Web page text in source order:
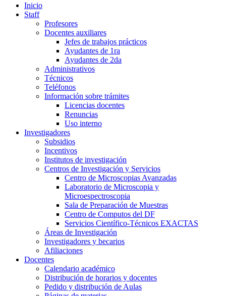
Inicio
Staff
Profesores
Docentes auxiliares
Jefes de trabajos prácticos
Ayudantes de 1ra
Ayudantes de 2da
Administrativos
Técnicos
Teléfonos
Información sobre trámites
Licencias docentes
Renuncias
Uso interno
Investigadores
Subsidios
Incentivos
Institutos de investigación
Centros de Investigación y Servicios
Centro de Microscopias Avanzadas
Laboratorio de Microscopia y
Microespectroscopia
Sala de Preparación de Muestras
Centro de Computos del DF
Servicios Científico-Técnicos EXACTAS
Áreas de Investigación
Investigadores y becarios
Afiliaciones
Docentes
Calendario académico
Distribución de horarios y docentes
Pedido y distribución de Aulas